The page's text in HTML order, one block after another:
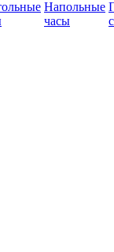
Напольные
часы